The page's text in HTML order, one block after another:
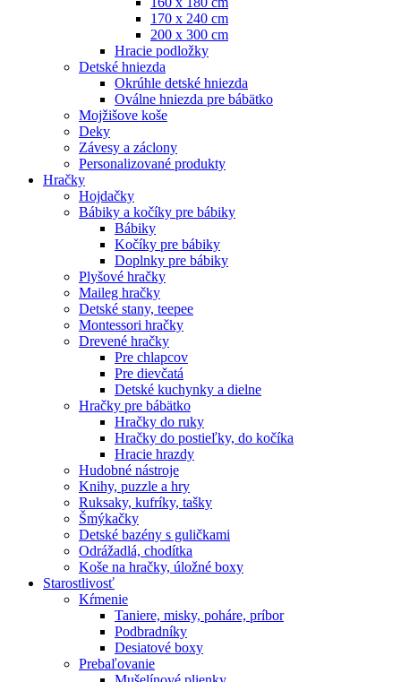
170 x 240 cm
200 x 300 cm
Hracie podložky
Detské hniezda
Okrúhle detské hniezda
Oválne hniezda pre bábätko
Mojžišove koše
Deky
Závesy a záclony
Personalizované produkty
Hračky
Hojdačky
Bábiky a kočíky pre bábiky
Bábiky
Kočíky pre bábiky
Doplnky pre bábiky
Plyšové hračky
Maileg hračky
Detské stany, teepee
Montessori hračky
Drevené hračky
Pre chlapcov
Pre dievčatá
Detské kuchynky a dielne
Hračky pre bábätko
Hračky do ruky
Hračky do postieľky, do kočíka
Hracie hrazdy
Hudobné nástroje
Knihy, puzzle a hry
Ruksaky, kufríky, tašky
Šmýkačky
Detské bazény s guličkami
Odrážadlá, chodítka
Koše na hračky, úložné boxy
Starostlivosť
Kŕmenie
Taniere, misky, poháre, príbor
Podbradníky
Desiatové boxy
Prebaľovanie